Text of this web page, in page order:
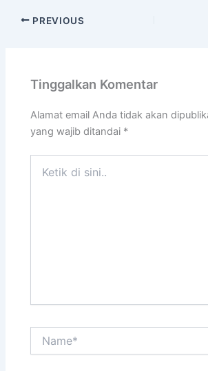
PREVIOUS
Tinggalkan Komentar
Alamat email Anda tidak akan
yang wajib ditandai *